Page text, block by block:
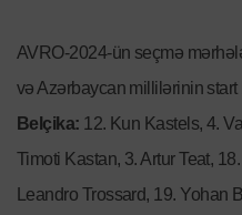
AVRO-2024-ün seçmə
və Azərbaycan millilərinin start
Belçika: 12. Kun Kastels, 4.
Timoti Kastan, 3. Artur Teat,
Leandro Trossard, 19. Yohan